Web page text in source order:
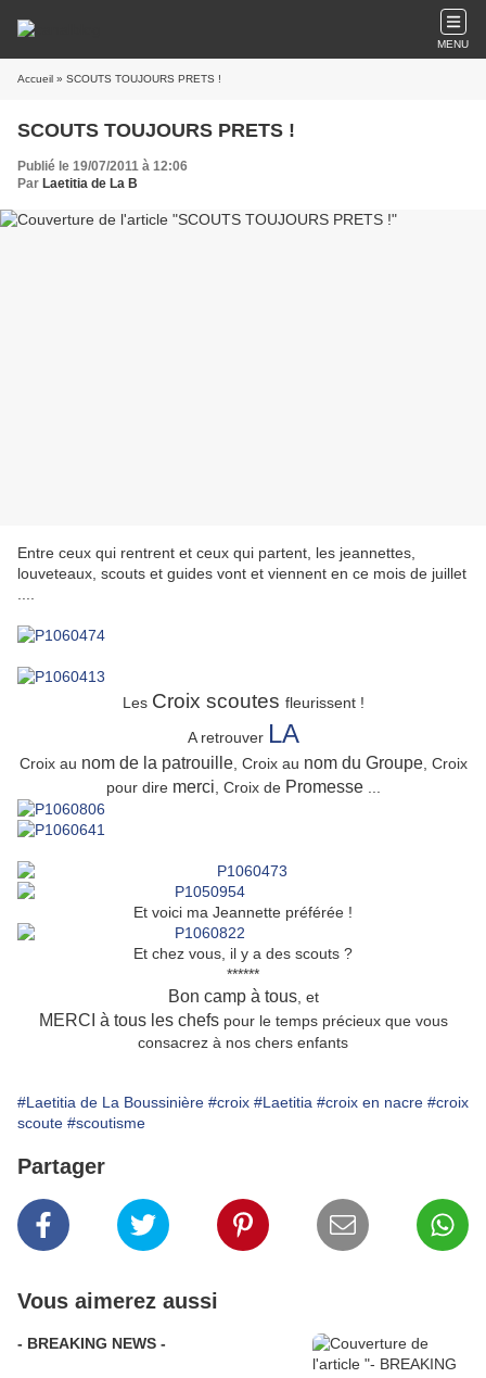
MENU
Accueil » SCOUTS TOUJOURS PRETS !
SCOUTS TOUJOURS PRETS !
Publié le 19/07/2011 à 12:06
Par Laetitia de La B
Entre ceux qui rentrent et ceux qui partent, les jeannettes,
louveteaux, scouts et guides vont et viennent en ce mois de juillet
Les Croix scoutes fleurissent !
A retrouver LA
Croix au nom de la patrouille, Croix au nom du Groupe, Croix
pour dire merci , Croix de Promesse...
Et voici ma Jeannette préférée !
Et chez vous, il y a des scouts ?
******
Bon camp à tous, et
MERCI à tous les chefs pour le temps précieux que vous
consacrez à nos chers enfants
#Laetitia de La Boussinière #croix #Laetitia #croix en nacre #croix
scoute #scoutisme
Partager
Vous aimerez aussi
- BREAKING NEWS -